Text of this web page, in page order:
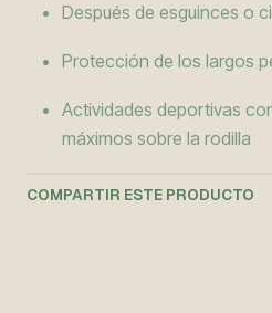
Después de esguinces o
Protección de los largos
Actividades deportivas
máximos sobre la rodilla
COMPARTIR ESTE PRODUCTO